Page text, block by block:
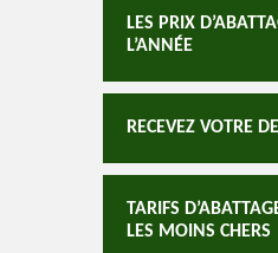
LES PRIX
L’ANNÉE
RECEVEZ VOTRE
TARIFS
LES MOINS CHERS